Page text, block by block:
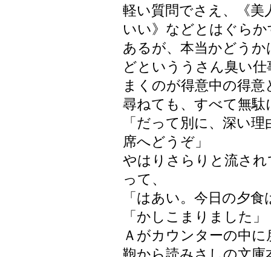
軽い質問でさえ、《美
いい》などとはぐら
あるが、本当かどう
どといううさん臭い
まくのが得意中の得
尋ねても、すべて無駄
「だって別に、深い
席へどうぞ」
やはりさらりと流さ
って、
「はあい。今日の夕
「かしこまりました」
Ａがカウンターの中